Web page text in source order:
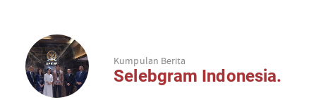
Kumpulan Berita
Selebgram Indonesia.